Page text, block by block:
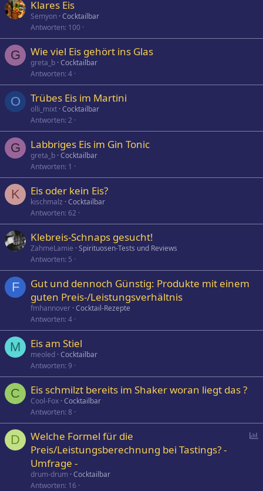
Klares Eis
Semyon Cocktailbar
Antworten 100
G Wie viel Eis gehört ins Glas
greta_b Cocktailbar
Antworten 4
O Trübes Eis im Martini
olli_mixt Cocktailbar
Antworten 2
G Labbriges Eis im Gin Tonic
greta_b Cocktailbar
Antworten 1
K Eis oder kein Eis?
kischmalz Cocktailbar
Antworten 62
Klebreis-Schnaps gesucht!
ZahmeLamie Spirituosen-Tests und Reviews
Antworten 5
F
Gut und dennoch Günstig: Produkte mit einem
guten Preis-/Leistungsverhältnis
fmhannover Cocktail-Rezepte
Antworten 4
M Eis am Stiel
meoled Cocktailbar
Antworten 9
C Eis schmilzt bereits im Shaker woran liegt das ?
Cool-Fox Cocktailbar
Antworten 8
D
Welche Formel für die
Preis/Leistungsberechnung bei Tastings? -
Umfrage -
drum-drum Cocktailbar
Antworten 16